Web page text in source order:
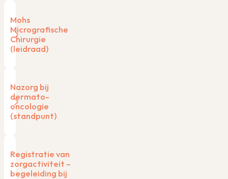
Mohs
Micrografische
Chirurgie
(leidraad)
Nazorg bij
dermato-
oncologie
(standpunt)
Registratie van
zorgactiviteit –
begeleiding bij